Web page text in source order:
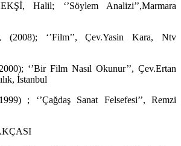
Halil; ‘’Söylem Analizi’’,Marmara
(2008); ‘’Film’’, Çev.Yasin Kara, Ntv
‘’Bir Film Nasıl Okunur’’, Çev.Ertan
İstanbul
; ‘’Çağdaş Sanat Felsefesi’’, Remzi